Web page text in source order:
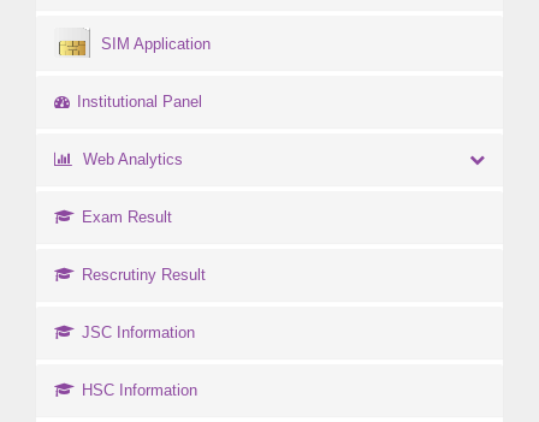
SIM Application
Institutional Panel
Web Analytics
Exam Result
Rescrutiny Result
JSC Information
HSC Information